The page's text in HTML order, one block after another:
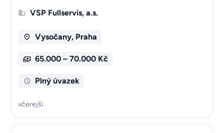
VSP Fullservis, a.s.
Vysočany, Praha
65.000 – 70.000 Kč
Plný úvazek
včerejší